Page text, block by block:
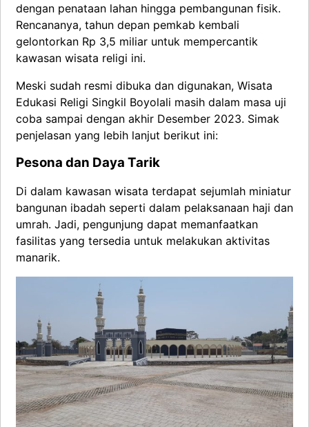
dengan penataan lahan hingga pembangunan fisik.
Rencananya, tahun depan pemkab kembali
gelontorkan Rp 3,5 miliar untuk mempercantik
kawasan wisata religi ini.
Meski sudah resmi dibuka dan digunakan, Wisata
Edukasi Religi Singkil Boyolali masih dalam masa uji
coba sampai dengan akhir Desember 2023. Simak
penjelasan yang lebih lanjut berikut ini:
Pesona dan Daya Tarik
Di dalam kawasan wisata terdapat sejumlah miniatur
bangunan ibadah seperti dalam pelaksanaan haji dan
umrah. Jadi, pengunjung dapat memanfaatkan
fasilitas yang tersedia untuk melakukan aktivitas
manarik.